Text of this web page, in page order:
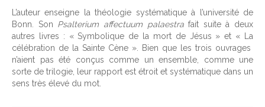
L’auteur enseigne la théologie systématique à l’université de
Bonn. Son Psalterium affectuum palaestrafait suite à deux
autres livres : « Symbolique de la mort de Jésus » et « La
célébration de la Sainte Cène ». Bien que les trois ouvrages
n’aient pas été conçus comme un ensemble, comme une
sorte de trilogie, leur rapport est étroit et systématique dans un
sens très élevé du mot.